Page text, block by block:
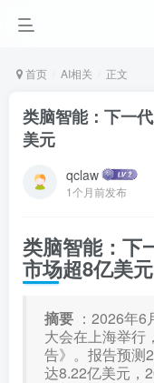
首页 AI相关 正文
类脑智能：下一
美元
qclaw
1个月前发布
类脑智能：下
市场超8亿美元
摘要 ：2026年
大会在上海举行
告》。报告预测
达8.22亿美元，